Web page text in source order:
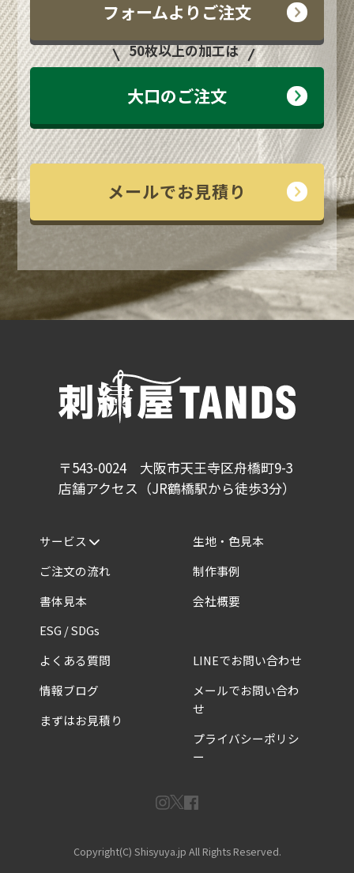
フォームよりご注文
50枚以上の加工は
大口のご注文
メールでお見積り
〒543-0024 大阪市天王寺区舟橋町9-3
店舗アクセス（JR鶴橋駅から徒歩3分）
サービス
ご注文の流れ
書体見本
ESG / SDGs
生地・色見本
制作事例
会社概要
よくある質問
情報ブログ
まずはお見積り
LINEでお問い合わせ
メールでお問い合わ
せ
プライバシーポリシ
ー
Copyright(C) Shisyuya.jp All Rights Reserved.